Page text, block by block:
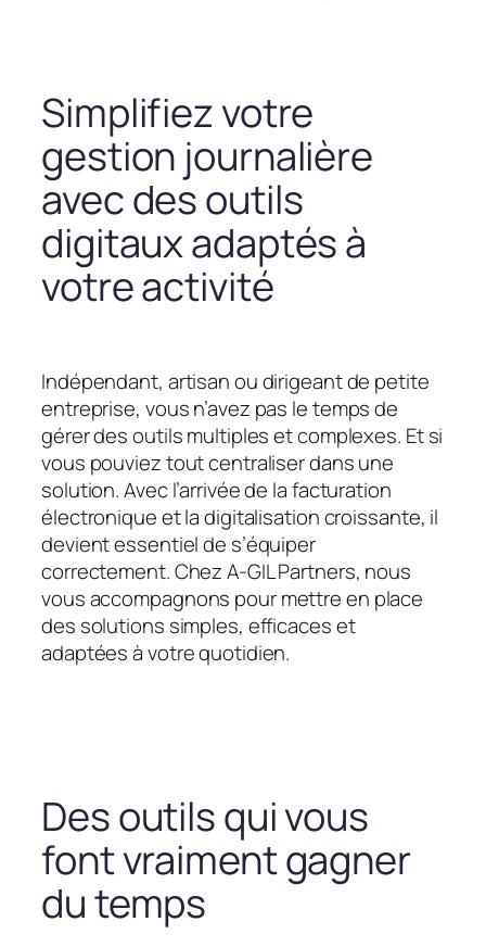
Simplifiez votre
gestion journalière
avec des outils
digitaux adaptés à
votre activité
Indépendant, artisan ou dirigeant de petite
entreprise, vous n’avez pas le temps de
gérer des outils multiples et complexes. Et si
vous pouviez tout centraliser dans une
solution. Avec l’arrivée de la facturation
électronique et la digitalisation croissante, il
devient essentiel de s’équiper
correctement. Chez A-GIL Partners, nous
vous accompagnons pour mettre en place
des solutions simples, efficaces et
adaptées à votre quotidien.
Des outils qui vous
font vraiment gagner
du temps